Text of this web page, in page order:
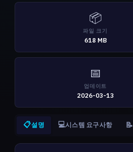
📦
파일 크기
618 MB
📅
업데이트
2026-03-13
📋설명 💻시스템 요구사항 📝